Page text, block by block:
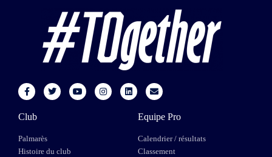
Club
Palmarès
Histoire du club
Equipe Pro
Calendrier / résultats
Classement